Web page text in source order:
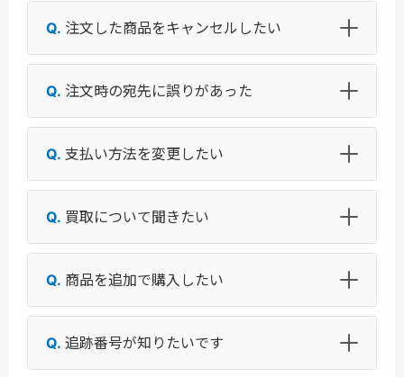
注文した商品をキャンセルしたい
注文時の宛先に誤りがあった
支払い方法を変更したい
買取について聞きたい
商品を追加で購入したい
追跡番号が知りたいです